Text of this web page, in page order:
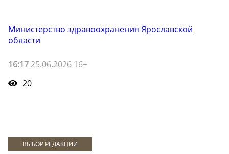
Министерство здравоохранения Ярославской
области
16:17 25.06.2026 16+
20
ВЫБОР РЕДАКЦИИ